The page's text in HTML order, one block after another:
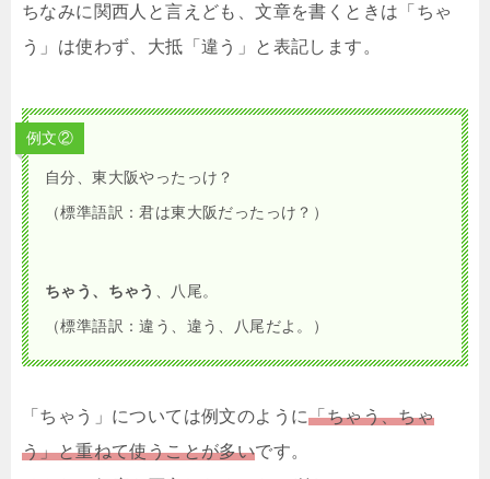
ちなみに関西人と言えども、文章を書くときは「ちゃ
う」は使わず、大抵「違う」と表記します。
例文②
自分、東大阪やったっけ？
（標準語訳：君は東大阪だったっけ？）
ちゃう、ちゃう
、八尾。
（標準語訳：違う、違う、八尾だよ。）
「ちゃう」については例文のように「ちゃう、ちゃ
う」と重ねて使うことが多いです。